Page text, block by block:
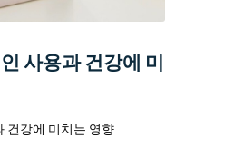
사용과 건강에 미
건강에 미치는 영향